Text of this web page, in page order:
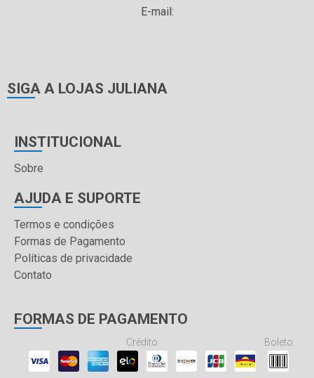
E-mail:
SIGA A LOJAS JULIANA
INSTITUCIONAL
Sobre
AJUDA E SUPORTE
Termos e condições
Formas de Pagamento
Políticas de privacidade
Contato
FORMAS DE PAGAMENTO
Crédito Boleto